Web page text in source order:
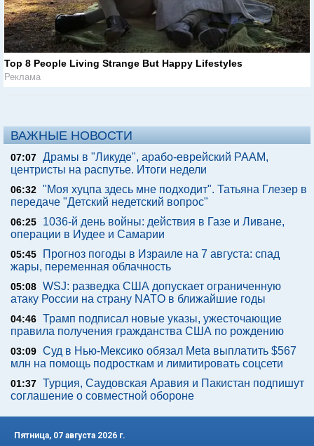
Top 8 People Living Strange But Happy Lifestyles
Реклама
ВАЖНЫЕ НОВОСТИ
07:07 Драмы в "Ликуде", арабо-еврейский РААМ,
центристы на распутье. Итоги недели
06:32 "Моя хуцпа здесь мне подходит". Татьяна Глезер в
передаче "Детский недетский вопрос"
06:25
1036-й день войны: действия в Газе и Ливане,
операции в Иудее и Самарии
05:45
Прогноз погоды в Израиле на 7 августа: спад
жары, переменная облачность
05:08 WSJ: разведка США допускает ограниченную
атаку России на страну NATO в ближайшие годы
04:46 Трамп подписал новые указы, ужесточающие
правила получения гражданства США по рождению
03:09 Суд в Нью-Мексико обязал Meta выплатить $567
млн на помощь подросткам и лимитировать соцсети
01:37 Турция, Саудовская Аравия и Пакистан подпишут
соглашение о совместной обороне
Пятница, 07 августа 2026 г.